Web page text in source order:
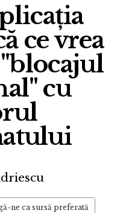
ce vrea
cu
ne ca sursă preferată